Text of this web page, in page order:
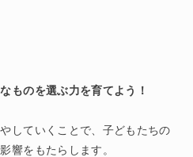
ものを選ぶ力を育てよう！
していくことで、子どもたちの
響をもたらします。